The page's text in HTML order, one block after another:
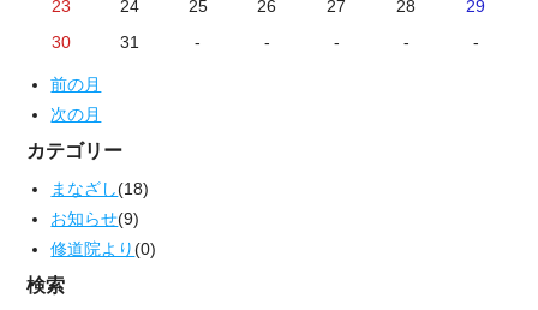
23
24 25 26 27 28
29
30
31 - - - - -
前の月
次の月
カテゴリー
まなざし(18)
お知らせ(9)
修道院より(0)
検索